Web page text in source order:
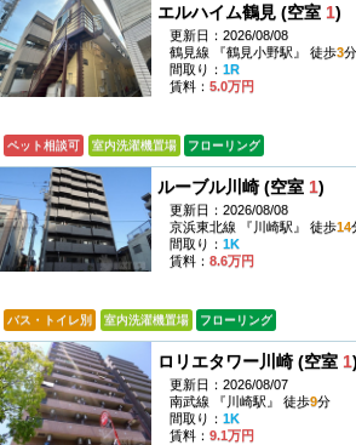
エルハイム鶴見 (空室 1)
更新日：2026/08/08
鶴見線 『鶴見小野駅』 徒歩3分
間取り： 1R
賃料： 5.0万円
ペット相談可 室内洗濯機置場 フローリング
ルーブル川崎 (空室 1)
更新日：2026/08/08
京浜東北線 『川崎駅』 徒歩14
間取り： 1K
賃料： 8.6万円
バス・トイレ別 室内洗濯機置場 フローリング
ロリエタワー川崎 (空室 1)
更新日：2026/08/07
南武線 『川崎駅』 徒歩9分
間取り： 1K
賃料： 9.1万円